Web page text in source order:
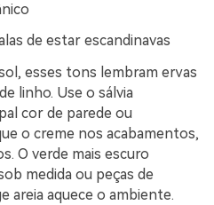
de estar escandinavas
esses tons lembram ervas
linho. Use o sálvia
cor de parede ou
o creme nos acabamentos,
O verde mais escuro
medida ou peças de
areia aquece o ambiente.